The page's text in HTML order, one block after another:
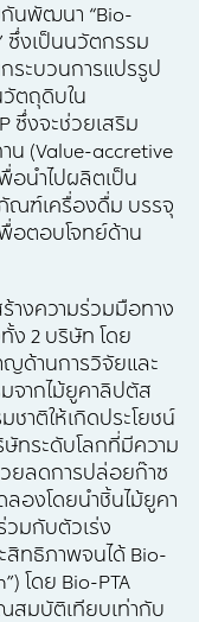
กันพัฒนา “Bio-
ซึ่งเป็นนวัตกรรม
ระบวนการแปรรูป
วัตถุดิบใน
ซึ่งจะช่วยเสริม
น (Value-accretive
อนำไปผลิตเป็น
ณฑ์เครื่องดื่ม บรรจุ
อตอบโจทย์ด้าน
างความร่วมมือทาง
ง 2 บริษัท โดย
ญด้านการวิจัยและ
จากไม้ยูคาลิปตัส
ชาติให้เกิดประโยชน์
ทระดับโลกที่มีความ
ยลดการปล่อยก๊าซ
ลองโดยนำชิ้นไม้ยูคา
วมกับตัวเร่ง
สิทธิภาพจนได้ Bio-
โดย Bio-PTA
สมบัติเทียบเท่ากับ